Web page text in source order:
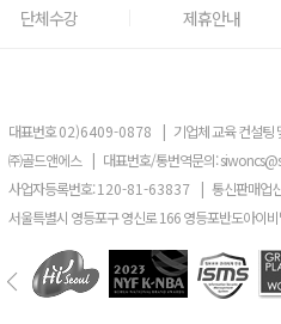
단체수강 제휴안내
대표번호02)6409-0878 | 기업체 교육 컨설팅
㈜골드앤에스 | 대표번호/통번역문의:
사업자등록번호:120-81-63837 | 통신판매업
서울특별시 영등포구 영신로 166 영등포반도아이